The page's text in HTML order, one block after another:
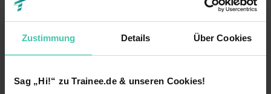
Zustimmung Details Über Cookies
Sag „Hi!“ zu Trainee.de & unseren Cookies!
Bedeutung. Je nach Größe des Konzerns kannst
Du interessierst dich für Autos? Perfekt – Aachen
Hier warten nach dem Einstieg ins